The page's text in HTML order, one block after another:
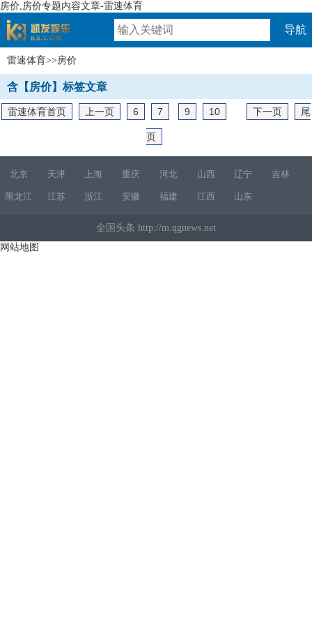
房价,房价专题内容文章-雷速体育
速体育
导航
雷速体育>>房价
含【房价】标签文章
雷速体育首页 上一页 6 7 9 10 下一页 尾
页
北京 天津 上海 重庆 河北 山西 辽宁 吉林
黑龙江 江苏 浙江 安徽 福建 江西 山东
全国头条 http://m.qgnews.net
网站地图